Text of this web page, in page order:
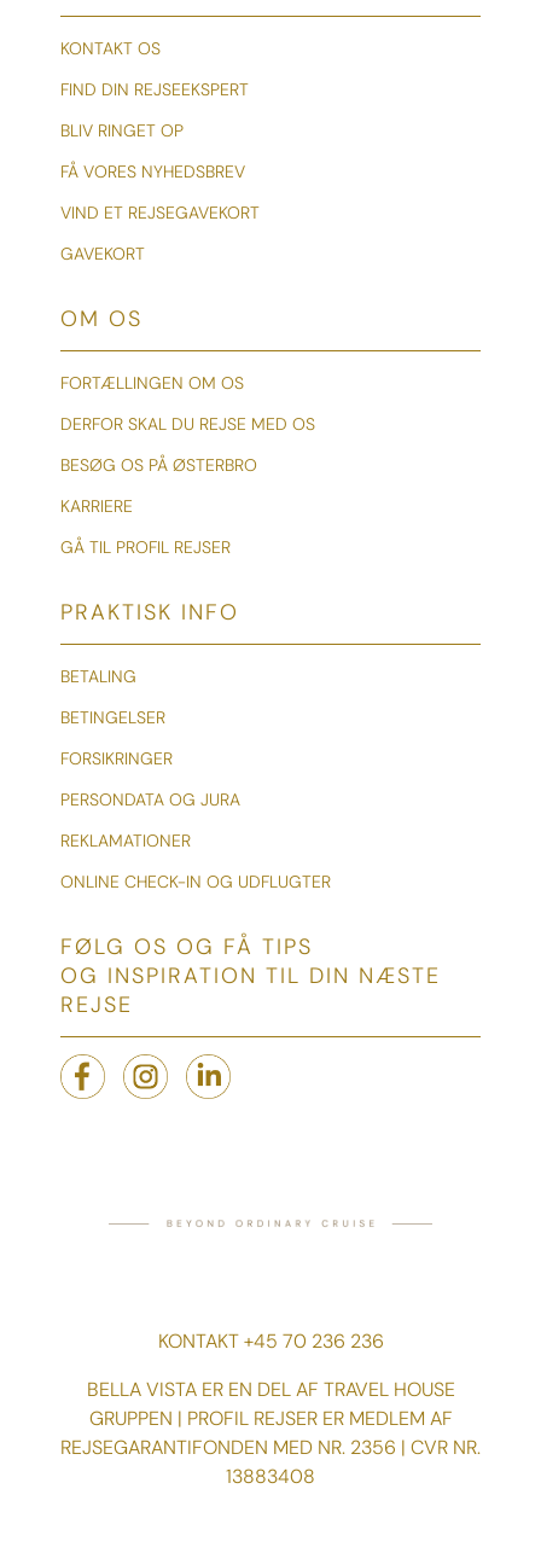
KONTAKT OS
FIND DIN REJSEEKSPERT
BLIV RINGET OP
FÅ VORES NYHEDSBREV
VIND ET REJSEGAVEKORT
GAVEKORT
OM OS
FORTÆLLINGEN OM OS
DERFOR SKAL DU REJSE MED OS
BESØG OS PÅ ØSTERBRO
KARRIERE
GÅ TIL PROFIL REJSER
PRAKTISK INFO
BETALING
BETINGELSER
FORSIKRINGER
PERSONDATA OG JURA
REKLAMATIONER
ONLINE CHECK-IN OG UDFLUGTER
FØLG OS OG FÅ TIPS
OG INSPIRATION TIL DIN NÆSTE
REJSE
KONTAKT +45 70 236 236
BELLA VISTA ER EN DEL AF TRAVEL HOUSE
GRUPPEN | PROFIL REJSER ER MEDLEM AF
REJSEGARANTIFONDEN MED NR. 2356 | CVR NR.
13883408